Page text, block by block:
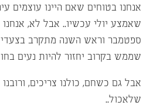
אנחנו בטוחים שאם היינו עוצמים
שאמצע יולי עכשיו.. אבל לא,
ספטמבר וראש השנה מתקרב
שממש בקרוב יחזור להיות נעים
אבל גם כשחם, כולנו צריכים,
שלאכול..